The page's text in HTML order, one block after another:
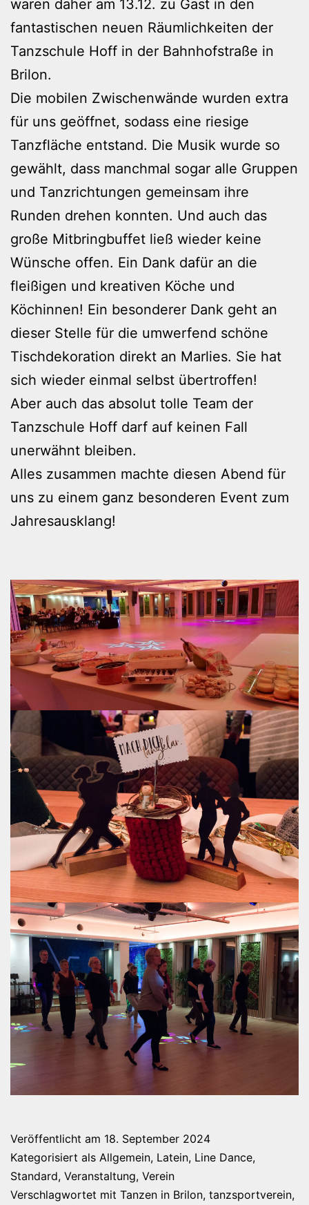
waren daher am 13.12. zu Gast in den
fantastischen neuen Räumlichkeiten der
Tanzschule Hoff in der Bahnhofstraße in
Brilon.
Die mobilen Zwischenwände wurden extra
für uns geöffnet, sodass eine riesige
Tanzfläche entstand. Die Musik wurde so
gewählt, dass manchmal sogar alle Gruppen
und Tanzrichtungen gemeinsam ihre
Runden drehen konnten. Und auch das
große Mitbringbuffet ließ wieder keine
Wünsche offen. Ein Dank dafür an die
fleißigen und kreativen Köche und
Köchinnen! Ein besonderer Dank geht an
dieser Stelle für die umwerfend schöne
Tischdekoration direkt an Marlies. Sie hat
sich wieder einmal selbst übertroffen!
Aber auch das absolut tolle Team der
Tanzschule Hoff darf auf keinen Fall
unerwähnt bleiben.
Alles zusammen machte diesen Abend für
uns zu einem ganz besonderen Event zum
Jahresausklang!
Veröffentlicht am 18. September 2024
Kategorisiert als Allgemein, Latein, Line Dance,
Standard, Veranstaltung, Verein
Verschlagwortet mit Tanzen in Brilon, tanzsportverein,